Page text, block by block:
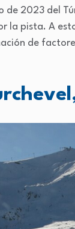
de 2023 del
la pista. A
de